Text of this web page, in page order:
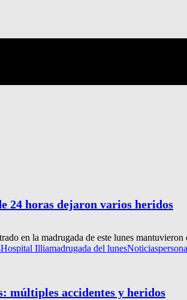
24 horas dejaron varios heridos
en la madrugada de este lunes
Hospital Illiamadrugada del lunesNoticias
múltiples accidentes y heridos